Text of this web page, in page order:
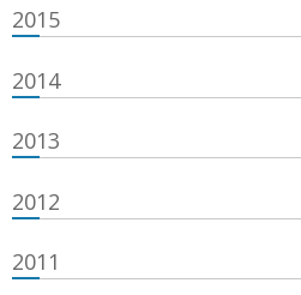
2015
2014
2013
2012
2011